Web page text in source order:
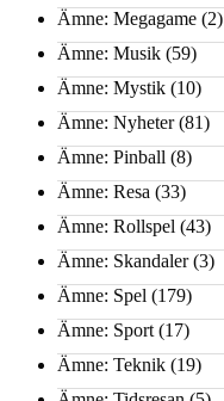
Ämne: Megagame (2)
Ämne: Musik (59)
Ämne: Mystik (10)
Ämne: Nyheter(81)
Ämne: Pinball (8)
Ämne: Resa (33)
Ämne: Rollspel (43)
Ämne: Skandaler(3)
Ämne: Spel (179)
Ämne: Sport (17)
Ämne: Teknik (19)